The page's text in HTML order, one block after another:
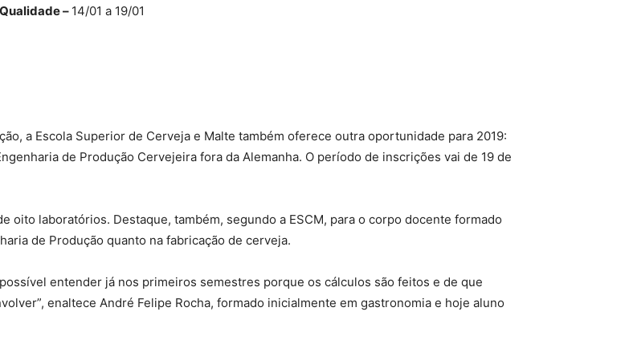
– 14/01 a 19/01
a Escola Superior de Cerveja e Malte também oferece outra oportunidade para 2019:
de Produção Cervejeira fora da Alemanha. O período de inscrições vai de 19 de
oito laboratórios. Destaque, também, segundo a ESCM, para o corpo docente formado
de Produção quanto na fabricação de cerveja.
entender já nos primeiros semestres porque os cálculos são feitos e de que
enaltece André Felipe Rocha, formado inicialmente em gastronomia e hoje aluno